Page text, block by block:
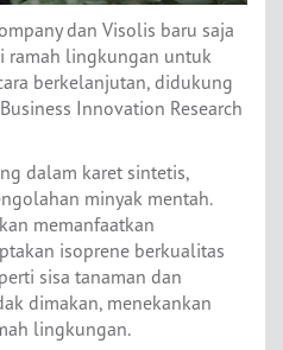
dan Visolis baru saja
ramah lingkungan untuk
berkelanjutan, didukung
Innovation Research
dalam karet sintetis,
minyak mentah.
memanfaatkan
isoprene berkualitas
sisa tanaman dan
dimakan, menekankan
lingkungan.